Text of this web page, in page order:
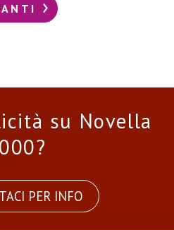
su Novella
PER INFO